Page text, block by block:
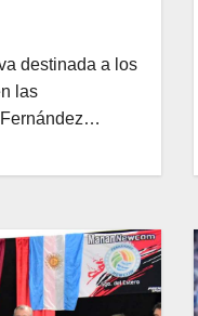
destinada a los
las